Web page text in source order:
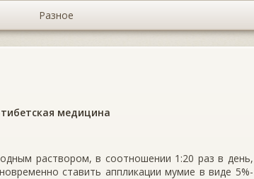
Разное
медицина
раствором, в соотношении 1:20 раз в день,
ставить аппликации мумие в виде 5%-